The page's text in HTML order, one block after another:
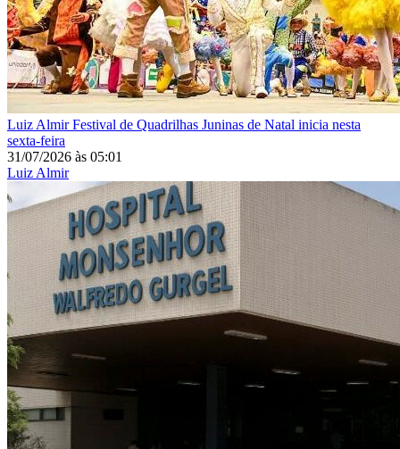
Luiz AlmirFestival de Quadrilhas Juninas de Natal inicia nesta
sexta-feira
31/07/2026 às 05:01
Luiz Almir